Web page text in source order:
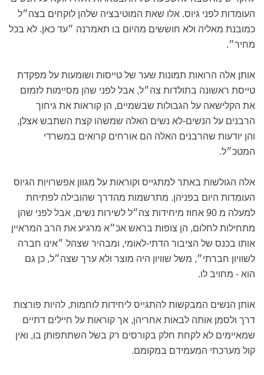
העומדות לפני גיוס. אלו שאת המוטיבציה שלהן לוקחים בצה״ל
כמובנת מאליה ולא חוששים מהיום בו תאמרנה ״עד כאן. לא בכל
מחיר״.
אותן אלה הרואות תמונות שער של טייסות ושומעות על מפקדת
טייסת ראשונה בתולדות צה״ל, אבל לפני שהן מסיימות לזמזם
את הקלישאה על הגבולות שבשמיים, הן קוראות את גיחוך
הרבנים על הנשים-לא נשים האלה שמשהו קצת השתבש אצלן,
והן יודעות שהרבנים האלה הם אורחים קרואים במשרדי
המטכ״ל.
אלה הגולשות באתר למתגייס וקוראות על מגוון אפשרויות הגיוס
העומדות היום בפניהן. מתרשמות מהדרך שהובילה לפתיחת
למעלה מ 90 אחוז מיחידות צה״ל לשירות נשים, אבל לפני שהן
מתחילות לחלום, הן צופות בראש אכ״א מרגיע את הרב המראיין
אותו בכנס של הציבור הדתי-לאומי, ומבהיר שצהל ״אינו חברה
לשוויון חברתי״, משל שוויון היה מוצר ולא ערך שצה״ל, כן גם
הוא - מחויב לו.
אותן הנשים המבקשות להתגייס ליחידות לוחמות, להיות פורצות
דרך ולסמן אותה לבאות אחריהן, אך קוראות על חיילים דתיים
שמאיימים לא לקחת חלק בקורסים רק בשל השתתפותן בו, ואין
קול מערכתי המעמידם במקומם.